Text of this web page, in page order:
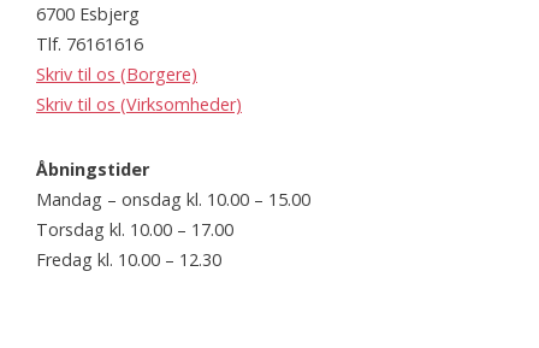
6700 Esbjerg
Tlf. 76161616
Skriv til os (Borgere)
Skriv til os (Virksomheder)
Åbningstider
Mandag – onsdag kl. 10.00 – 15.00
Torsdag kl. 10.00 – 17.00
Fredag kl. 10.00 – 12.30